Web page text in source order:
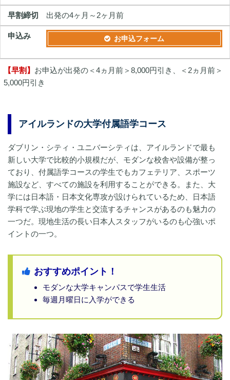
出発の4ヶ月～2ヶ月前
お申込フォーム
【早割】 お申込が出発の＜4ヵ月前＞8,000円引き、＜2ヵ月前＞
5,000円引き
アイルランドの大学付属語学コース
ダブリン・シティ・ユニバーシティは、アイルランドで最も
新しい大学で比較的小規模だが、モダンな校舎や設備が整っ
ており、付属語学コースの学生でもカフェテリア、スポーツ
施設など、すべての施設を利用することができる。また、大
学には日本語・日本文化専攻が設けられているため、日本語
学科で学ぶ現地の学生と交流するチャンスがあるのも魅力の
一つだ。現地生活の長い日本人スタッフがいるのも心強いポ
イントの一つ。
おすすめポイント！
モダンな大学キャンパスで学生生活
毎週月曜日に入学ができる